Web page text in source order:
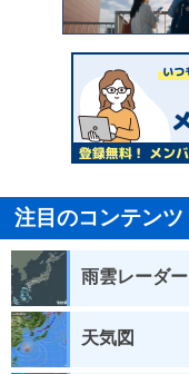
注目のコンテンツ
雨雲レーダー
天気図